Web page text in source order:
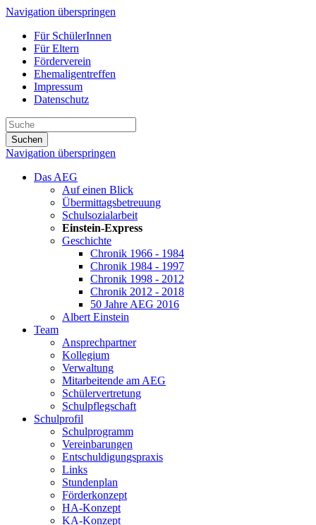
Navigation überspringen
Für SchülerInnen
Für Eltern
Förderverein
Ehemaligentreffen
Impressum
Datenschutz
Suchen
Navigation überspringen
Das AEG
Auf einen Blick
Übermittagsbetreuung
Schulsozialarbeit
Einstein-Express
Geschichte
Chronik 1966 - 1984
Chronik 1984 - 1997
Chronik 1998 - 2012
Chronik 2012 - 2018
50 Jahre AEG 2016
Albert Einstein
Team
Ansprechpartner
Kollegium
Verwaltung
Mitarbeitende am AEG
Schülervertretung
Schulpflegschaft
Schulprofil
Schulprogramm
Vereinbarungen
Entschuldigungspraxis
Links
Stundenplan
Förderkonzept
HA-Konzept
KA-Konzept